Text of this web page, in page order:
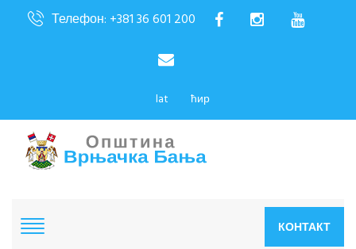
Телефон: +381 36 601 200
lat ћир
КОНТАКТ